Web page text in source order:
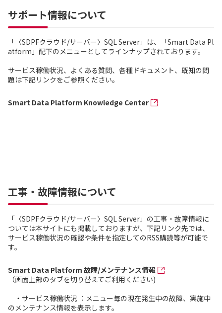
サポート情報について
「〈SDPFクラウド/サーバー〉SQL Server」は、「Smart Data Pl
atform」配下のメニューとしてラインナップされております。
サービス稼働状況、よくある質問、各種ドキュメント、既知の問
題は下記リンクをご参照ください。
Smart Data Platform Knowledge Center
工事・故障情報について
「〈SDPFクラウド/サーバー〉SQL Server」の工事・故障情報に
ついては本サイトにも掲載しておりますが、下記リンク先では、
サービス稼働状況の確認や条件を指定してのRSS購読等が可能で
す。
Smart Data Platform 故障/メンテナンス情報
（画面上部のタブを切り替えてご利用ください)
・サービス稼働状況 ：メニュー毎の現在発生中の故障、実施中
のメンテナンス情報を表示します。